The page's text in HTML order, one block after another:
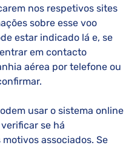
nos respetivos sites
sobre esse voo
estar indicado lá e, se
em contacto
aérea por telefone ou
usar o sistema online
se há
associados. Se